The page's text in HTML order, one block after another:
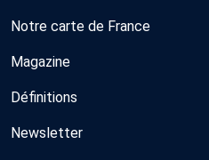
Notre carte de France
Magazine
Définitions
Newsletter